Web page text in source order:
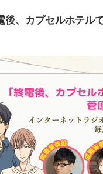
後、カプセルホテル